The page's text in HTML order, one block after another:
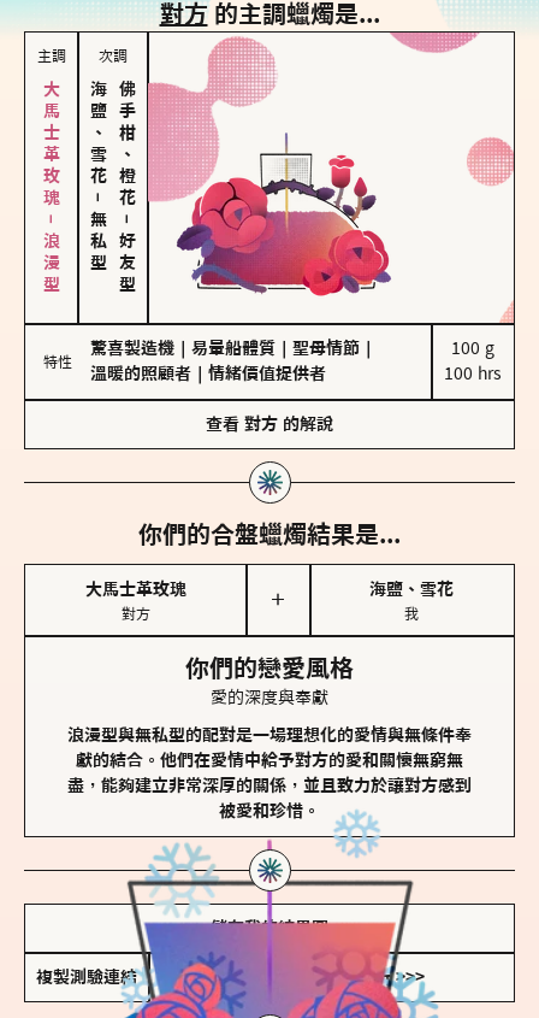
對方的主調蠟燭是...
主調
大馬士革玫瑰－浪漫型
次調
海鹽、雪花
－
無私型
佛手柑、橙花
－
好友型
特性
驚喜製造機 易暈船體質 聖母情節
溫暖的照顧者
情緒價值提供者
100 g
100 hrs
查看 對方 的解說
你們的合盤蠟燭結果是...
大馬士革玫瑰
對方
＋
海鹽、雪花
我
你們的戀愛風格
愛的深度與奉獻
浪漫型與無私型的配對是一場理想化的愛情與無條件奉
獻的結合。他們在愛情中給予對方的愛和關懷無窮無
盡，能夠建立非常深厚的關係，並且致力於讓對方感到
被愛和珍惜。
儲存我的結果圖
複製測驗連結 查看香氛類型全解析 >>>